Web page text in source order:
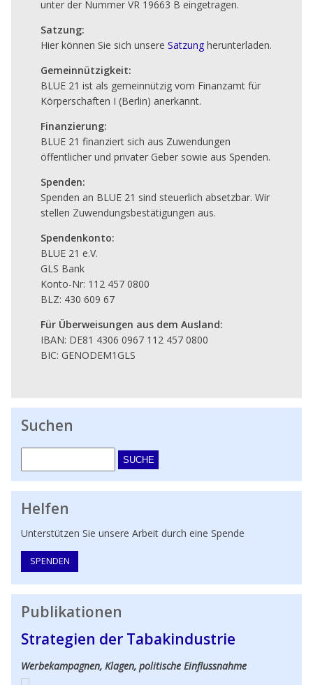
unter der Nummer VR 19663 B eingetragen.
Satzung:
Hier können Sie sich unsere Satzung herunterladen.
Gemeinnützigkeit:
BLUE 21 ist als gemeinnützig vom Finanzamt für
Körperschaften I (Berlin) anerkannt.
Finanzierung:
BLUE 21 finanziert sich aus Zuwendungen
öffentlicher und privater Geber sowie aus Spenden.
Spenden:
Spenden an BLUE 21 sind steuerlich absetzbar. Wir
stellen Zuwendungsbestätigungen aus.
Spendenkonto:
BLUE 21 e.V.
GLS Bank
Konto-Nr: 112 457 0800
BLZ: 430 609 67
Für Überweisungen aus dem Ausland:
IBAN: DE81 4306 0967 112 457 0800
BIC: GENODEM1GLS
Suchen
Helfen
Unterstützen Sie unsere Arbeit durch eine Spende
SPENDEN
Publikationen
Strategien der Tabakindustrie
Werbekampagnen, Klagen, politische Einflussnahme